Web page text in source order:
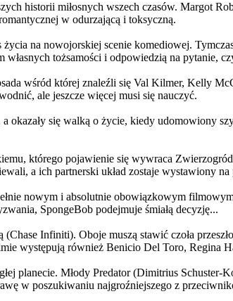
historii miłosnych wszech czasów. Margot
w odurzającą i toksyczną.
na nowojorskiej scenie komediowej.
tożsamości i odpowiedzią na pytanie,
wśród której znaleźli się Val Kilmer, Kelly
ale jeszcze więcej musi się nauczyć.
się walką o życie, kiedy udomowiony
którego pojawienie się wywraca
a ich partnerski układ zostaje wystawiony na
nowym i absolutnie obowiązkowym
SpongeBob podejmuje śmiałą decyzję...
Infiniti). Oboje muszą stawić czoła
występują również Benicio Del Toro, Regina
planecie. Młody Predator (Dimitrius Schuster-
w poszukiwaniu najgroźniejszego z